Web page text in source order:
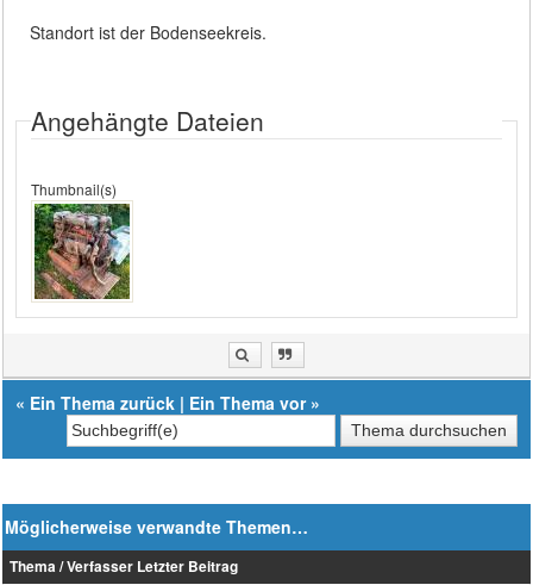
Standort ist der Bodenseekreis.
Angehängte Dateien
Thumbnail(s)
« Ein Thema zurück | Ein Thema vor»
Möglicherweise verwandte Themen…
Thema / Verfasser Letzter Beitrag